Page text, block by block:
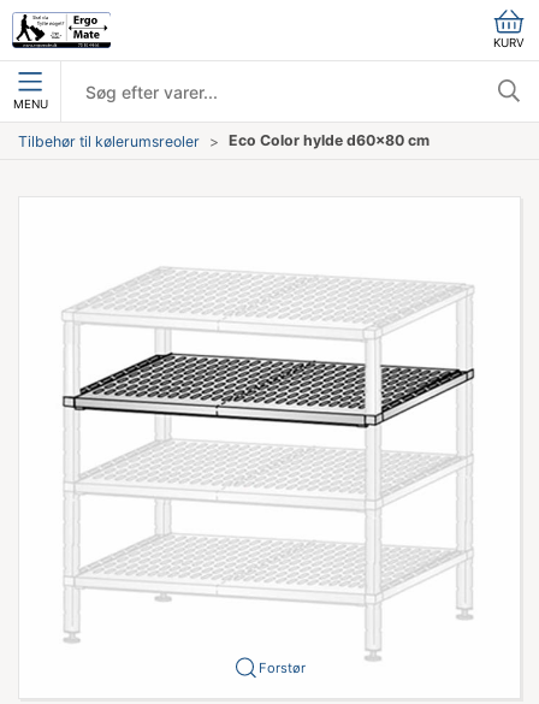
KURV
MENU
Tilbehør til kølerumsreoler Eco Color hylde d60x80 cm
Forstør